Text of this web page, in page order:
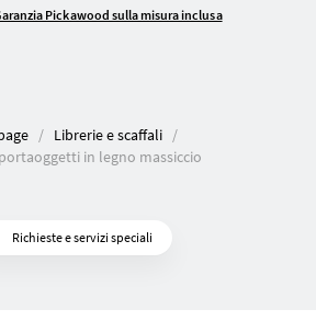
Pickawood sulla misura inclusa
Librerie e scaffali
in legno massiccio
Richieste e servizi speciali